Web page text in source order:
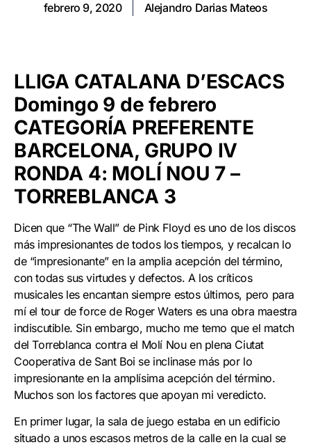
febrero 9, 2020 Alejandro Darias Mateos
LLIGA CATALANA D’ESCACS
Domingo 9 de febrero
CATEGORÍA PREFERENTE
BARCELONA, GRUPO IV
RONDA 4: MOLÍ NOU 7 –
TORREBLANCA 3
Dicen que “The Wall” de Pink Floyd es uno de los discos
más impresionantes de todos los tiempos, y recalcan lo
de “impresionante” en la amplia acepción del término,
con todas sus virtudes y defectos. A los críticos
musicales les encantan siempre estos últimos, pero para
mí el tour de force de Roger Waters es una obra maestra
indiscutible. Sin embargo, mucho me temo que el match
del Torreblanca contra el Molí Nou en plena Ciutat
Cooperativa de Sant Boi se inclinase más por lo
impresionante en la amplísima acepción del término.
Muchos son los factores que apoyan mi veredicto.
En primer lugar, la sala de juego estaba en un edificio
situado a unos escasos metros de la calle en la cual se